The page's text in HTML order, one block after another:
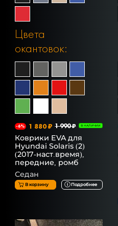
Цвета
окантовок:
-6% 1 880 ₽ 1 990 ₽ В НАЛИЧИИ
Коврики EVA для
Hyundai Solaris (2)
(2017-наст.время),
передние, ромб
Седан
В корзину Подробнее